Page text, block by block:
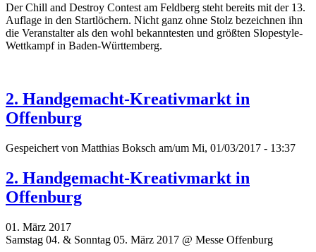
Der Chill and Destroy Contest am Feldberg steht bereits mit der 13.
Auflage in den Startlöchern. Nicht ganz ohne Stolz bezeichnen ihn
die Veranstalter als den wohl bekanntesten und größten Slopestyle-
Wettkampf in Baden-Württemberg.
2. Handgemacht-Kreativmarkt in
Offenburg
Gespeichert von Matthias Boksch am/um Mi, 01/03/2017 - 13:37
2. Handgemacht-Kreativmarkt in
Offenburg
01. März 2017
Samstag 04. & Sonntag 05. März 2017 @ Messe Offenburg